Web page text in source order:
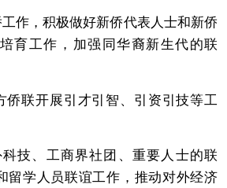
，积极做好新侨代表人士和新侨
育工作，加强同华裔新生代的联
联开展引才引智、引资引技等工
、工商界社团、重要人士的联
留学人员联谊工作，推动对外经济